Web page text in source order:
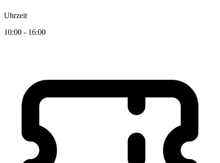
Uhrzeit
10:00 - 16:00